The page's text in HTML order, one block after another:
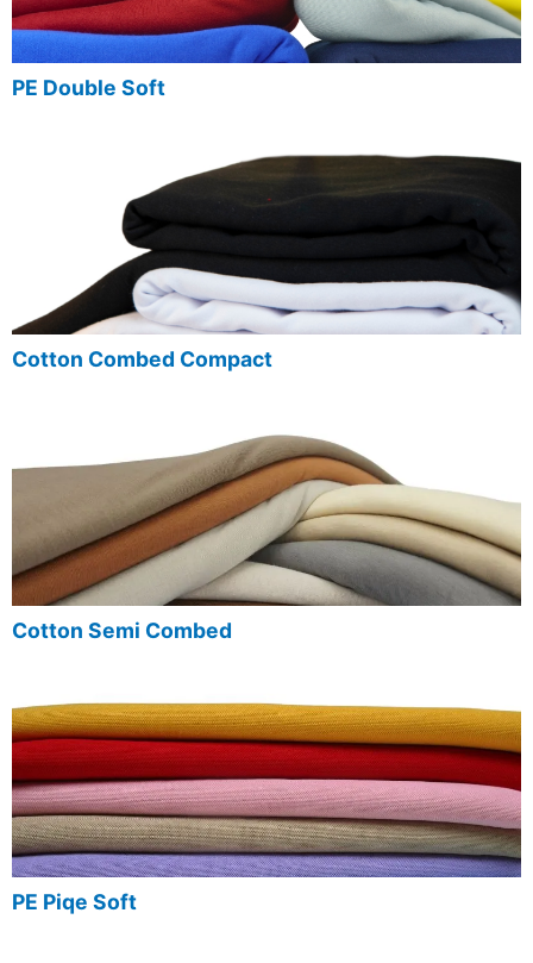
PE Double Soft
Cotton Combed Compact
Cotton Semi Combed
PE Piqe Soft